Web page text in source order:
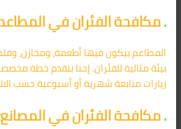
.مكافحة الفئران في
المطاعم بيكون فيها أطعمة، ومخازن،
بيئة مثالية للفئران. إحنا بنقدم خطة
زيارات متابعة شهرية أو أسبوعية حسب
.مكافحة الفئران في